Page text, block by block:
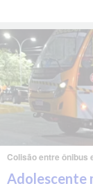
Colisão entre ônibus
Adolescente